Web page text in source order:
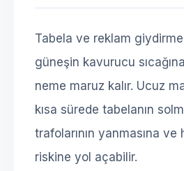
Tabela ve reklam
güneşin kavurucu
neme maruz kalır. Ucuz
kısa sürede tabelanın
trafolarının yanmasına ve
riskine yol açabilir.